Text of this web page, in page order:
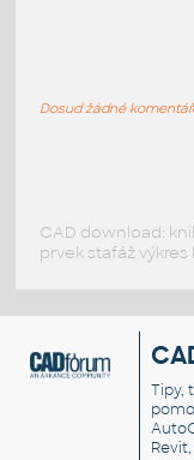
Dosud žádné
CAD download:
prvek stafáž
Tipy,